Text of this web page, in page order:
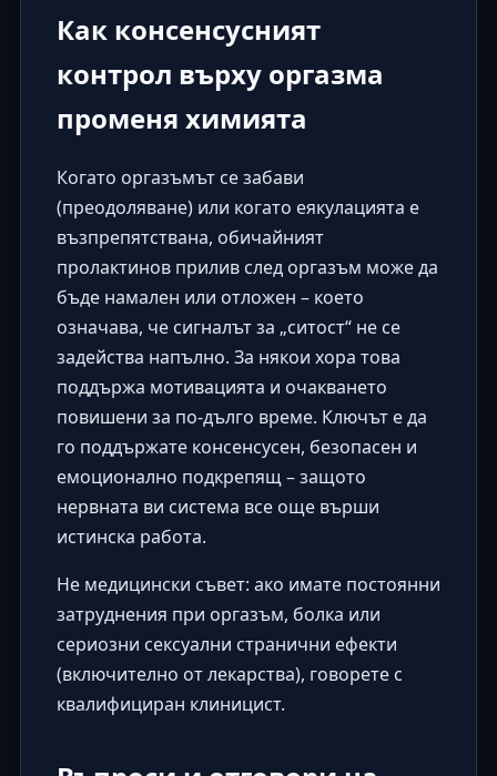
Как консенсусният
контрол върху оргазма
променя химията
Когато оргазъмът се забави
(преодоляване) или когато еякулацията е
възпрепятствана, обичайният
пролактинов прилив след оргазъм може да
бъде намален или отложен – което
означава, че сигналът за „ситост“ не се
задейства напълно. За някои хора това
поддържа мотивацията и очакването
повишени за по-дълго време. Ключът е да
го поддържате консенсусен, безопасен и
емоционално подкрепящ – защото
нервната ви система все още върши
истинска работа.
Не медицински съвет: ако имате постоянни
затруднения при оргазъм, болка или
сериозни сексуални странични ефекти
(включително от лекарства), говорете с
квалифициран клиницист.